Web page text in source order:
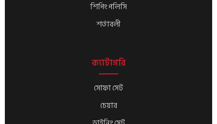
শিপিং পলিসি
শর্তাবলী
ক্যাটাগরি
সোফা সেট
চেয়ার